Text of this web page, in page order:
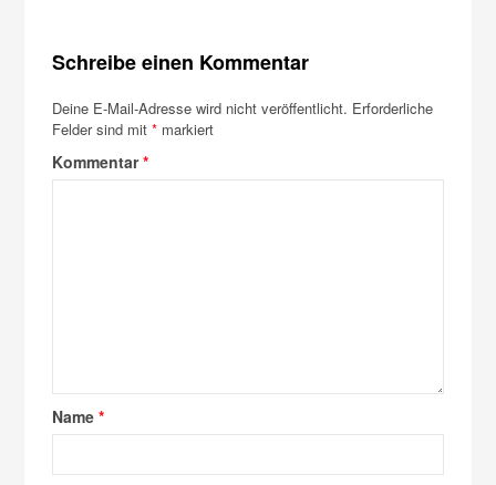
Schreibe einen Kommentar
Deine E-Mail-Adresse wird nicht veröffentlicht. Erforderliche
Felder sind mit* markiert
Kommentar*
Name*